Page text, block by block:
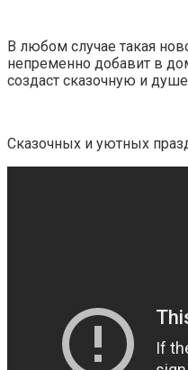
В любом случае такая
непременно добавит в
создаст сказочную и
Сказочных и уютных